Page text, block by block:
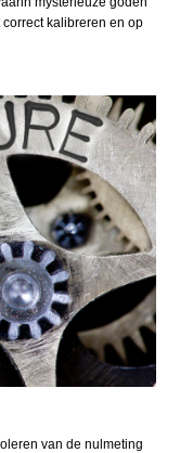
kalibreren en op
van de nulmeting